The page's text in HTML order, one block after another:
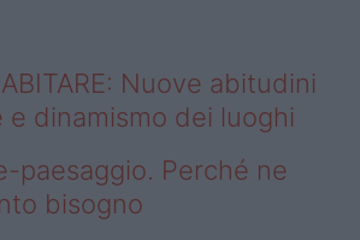
Nuove abitudini
dinamismo dei luoghi
paesaggio. Perché ne
bisogno